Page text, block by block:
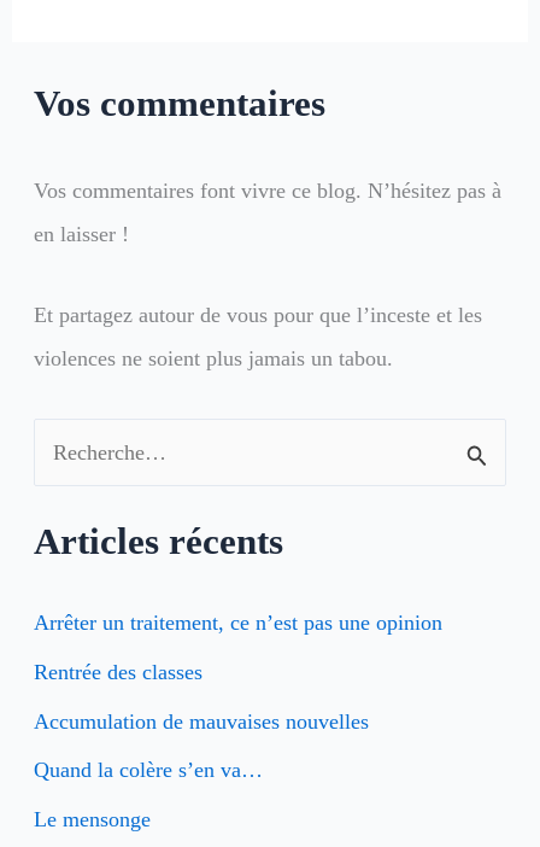
Vos commentaires
Vos commentaires font vivre ce blog. N’hésitez pas à
en laisser !
Et partagez autour de vous pour que l’inceste et les
violences ne soient plus jamais un tabou.
c
e
r
c
h
e
Articles récents
Arrêter un traitement, ce n’est pas une opinion
Rentrée des classes
Accumulation de mauvaises nouvelles
Quand la colère s’en va…
Le mensonge